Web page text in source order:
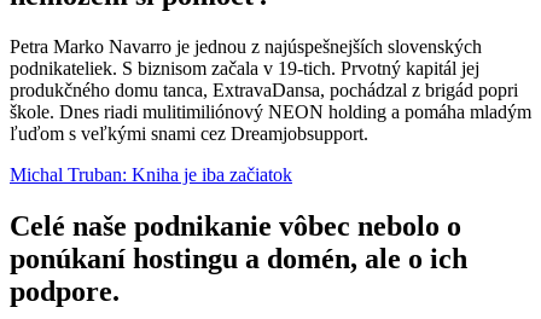
Petra Marko Navarro je jednou z najúspešnejších slovenských
podnikateliek. S biznisom začala v 19-tich. Prvotný kapitál jej
produkčného domu tanca, ExtravaDansa, pochádzal z brigád popri
škole. Dnes riadi mulitimiliónový NEON holding a pomáha mladým
ľuďom s veľkými snami cez Dreamjobsupport.
Michal Truban: Kniha je iba začiatok
Celé naše podnikanie vôbec nebolo o
ponúkaní hostingu a domén, ale o ich
podpore.